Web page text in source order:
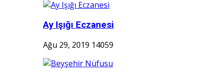
Ay Işığı Eczanesi
Ağu 29, 2019 14059